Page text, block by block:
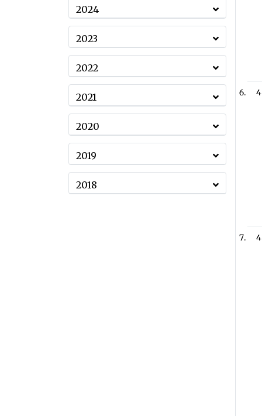
2024
2023
2022
2021
2020
2019
2018